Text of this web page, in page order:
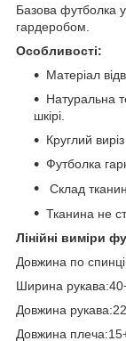
Базова футболка
гардеробом.
Особливості:
Матеріал
Натуральна
шкірі.
Круглий
Футболка
Склад
Тканина не
Лінійні виміри
Довжина по
Ширина
Довжина
Довжина